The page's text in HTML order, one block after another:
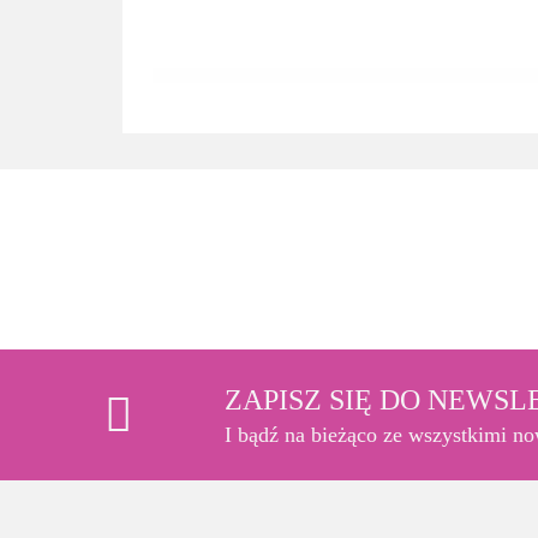
ZAPISZ SIĘ DO
I bądź na bieżąco ze wszystkimi